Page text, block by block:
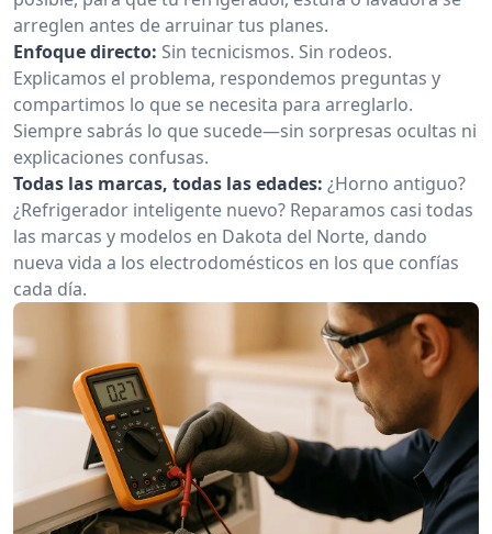
arreglen antes de arruinar tus planes.
Enfoque directo: Sin tecnicismos. Sin rodeos.
Explicamos el problema, respondemos preguntas y
compartimos lo que se necesita para arreglarlo.
Siempre sabrás lo que sucede—sin sorpresas ocultas ni
explicaciones confusas.
Todas las marcas, todas las edades: ¿Horno antiguo?
¿Refrigerador inteligente nuevo? Reparamos casi todas
las marcas y modelos en Dakota del Norte, dando
nueva vida a los electrodomésticos en los que confías
cada día.